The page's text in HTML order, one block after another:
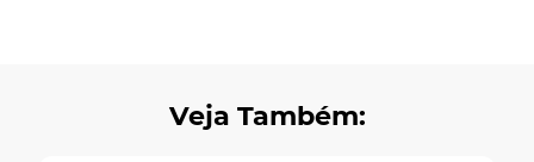
Veja Também: